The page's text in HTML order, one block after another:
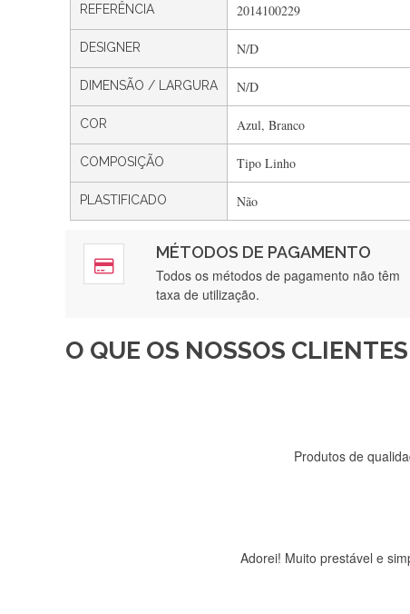
REFERÊNCIA 2014100229
DESIGNER N/D
DIMENSÃO / LARGURA N/D
COR Azul, Branco
COMPOSIÇÃO Tipo Linho
PLASTIFICADO Não
MÉTODOS DE PAGAMENTO
Todos os métodos de pagamento não têm
taxa de utilização.
O QUE OS NOSSOS
Rápido,
Recebi a minha
Produtos de
Adorei! Muito prestável e